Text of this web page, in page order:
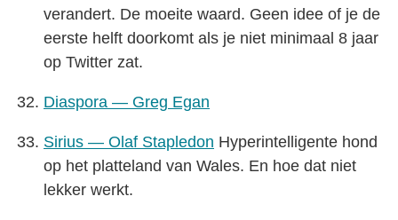
verandert. De moeite waard. Geen idee of je de
eerste helft doorkomt als je niet minimaal 8 jaar
op Twitter zat.
Diaspora — Greg Egan
Sirius — Olaf Stapledon Hyperintelligente hond
op het platteland van Wales. En hoe dat niet
lekker werkt.